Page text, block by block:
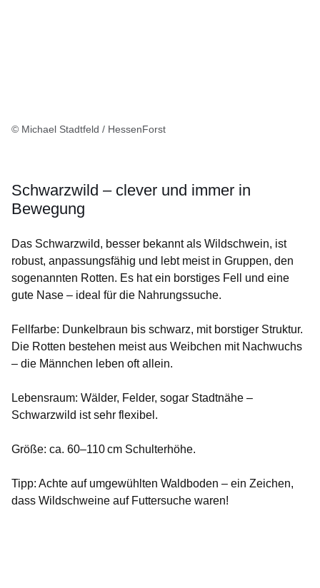
© Michael Stadtfeld / HessenForst
Schwarzwild – clever und immer in
Bewegung
Das Schwarzwild, besser bekannt als Wildschwein, ist
robust, anpassungsfähig und lebt meist in Gruppen, den
sogenannten Rotten. Es hat ein borstiges Fell und eine
gute Nase – ideal für die Nahrungssuche.
Fellfarbe: Dunkelbraun bis schwarz, mit borstiger Struktur.
Die Rotten bestehen meist aus Weibchen mit Nachwuchs
– die Männchen leben oft allein.
Lebensraum: Wälder, Felder, sogar Stadtnähe –
Schwarzwild ist sehr flexibel.
Größe: ca. 60–110 cm Schulterhöhe.
Tipp: Achte auf umgewühlten Waldboden – ein Zeichen,
dass Wildschweine auf Futtersuche waren!